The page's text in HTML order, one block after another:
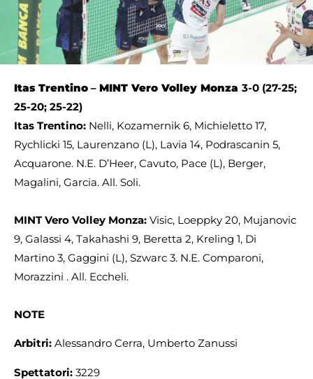
Itas Trentino – MINT Vero Volley Monza 3-0 (27-25;
25-20; 25-22)
Itas Trentino: Nelli, Kozamernik 6, Michieletto 17,
Rychlicki 15, Laurenzano (L), Lavia 14, Podrascanin 5,
Acquarone. N.E. D’Heer, Cavuto, Pace (L), Berger,
Magalini, Garcia. All. Soli.
MINT Vero Volley Monza: Visic, Loeppky 20, Mujanovic
9, Galassi 4, Takahashi 9, Beretta 2, Kreling 1, Di
Martino 3, Gaggini (L), Szwarc 3. N.E. Comparoni,
Morazzini . All. Eccheli.
NOTE
Arbitri: Alessandro Cerra, Umberto Zanussi
Spettatori: 3229